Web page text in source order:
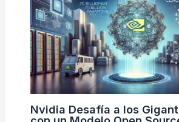
Nvidia Desafía a los